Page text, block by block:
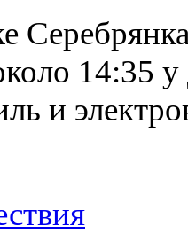
14:35
и